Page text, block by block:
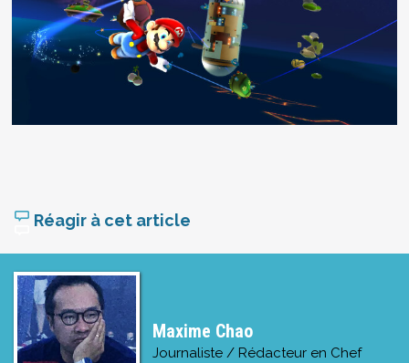
Réagir à cet article
Maxime Chao
Journaliste / Rédacteur en Chef